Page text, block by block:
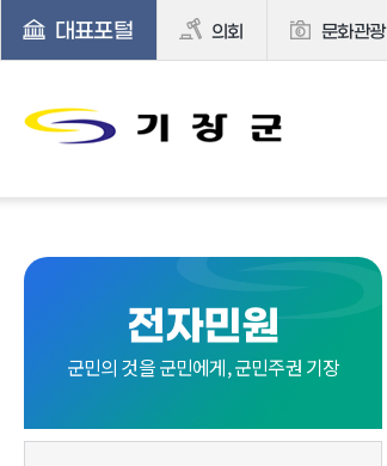
대표포털 의회 문화관광
전자민원
군민의 것을 군민에게, 군민주권 기장